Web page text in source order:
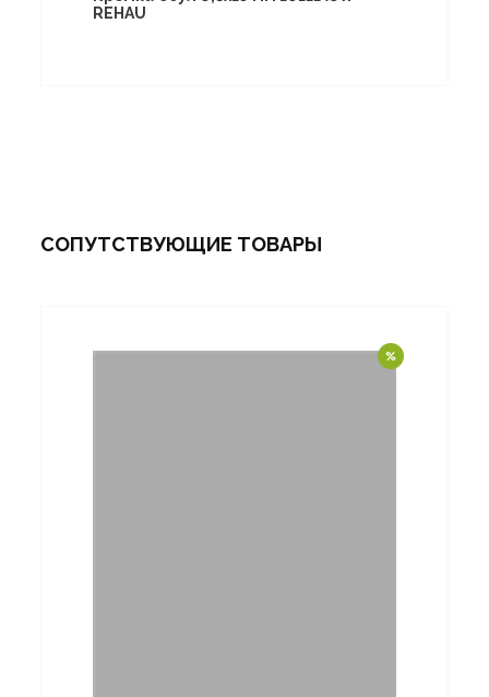
REHAU
СОПУТСТВУЮЩИЕ ТОВАРЫ